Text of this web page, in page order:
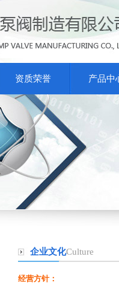
资质荣誉 产品中
企业文化Culture
经营方针：